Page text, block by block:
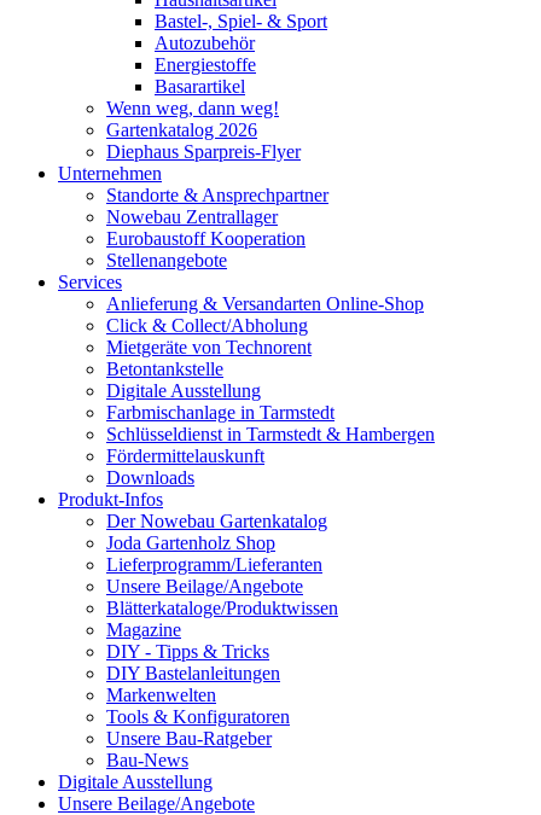
Bastel-, Spiel- & Sport
Autozubehör
Energiestoffe
Basarartikel
Wenn weg, dann weg!
Gartenkatalog 2026
Diephaus Sparpreis-Flyer
Unternehmen
Standorte & Ansprechpartner
Nowebau Zentrallager
Eurobaustoff Kooperation
Stellenangebote
Services
Anlieferung & Versandarten Online-Shop
Click & Collect/Abholung
Mietgeräte von Technorent
Betontankstelle
Digitale Ausstellung
Farbmischanlage in Tarmstedt
Schlüsseldienst in Tarmstedt & Hambergen
Fördermittelauskunft
Downloads
Produkt-Infos
Der Nowebau Gartenkatalog
Joda Gartenholz Shop
Lieferprogramm/Lieferanten
Unsere Beilage/Angebote
Blätterkataloge/Produktwissen
Magazine
DIY - Tipps & Tricks
DIY Bastelanleitungen
Markenwelten
Tools & Konfiguratoren
Unsere Bau-Ratgeber
Bau-News
Digitale Ausstellung
Unsere Beilage/Angebote